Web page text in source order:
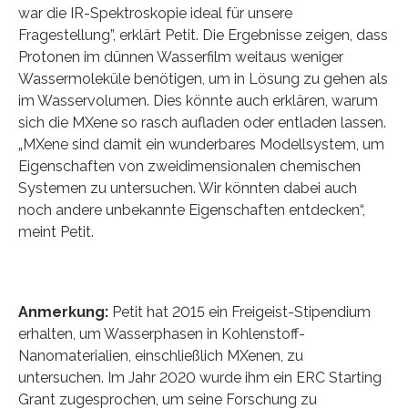
war die IR-Spektroskopie ideal für unsere
Fragestellung”, erklärt Petit. Die Ergebnisse zeigen, dass
Protonen im dünnen Wasserfilm weitaus weniger
Wassermoleküle benötigen, um in Lösung zu gehen als
im Wasservolumen. Dies könnte auch erklären, warum
sich die MXene so rasch aufladen oder entladen lassen.
„MXene sind damit ein wunderbares Modellsystem, um
Eigenschaften von zweidimensionalen chemischen
Systemen zu untersuchen. Wir könnten dabei auch
noch andere unbekannte Eigenschaften entdecken“,
meint Petit.
Anmerkung: Petit hat 2015 ein Freigeist-Stipendium
erhalten, um Wasserphasen in Kohlenstoff-
Nanomaterialien, einschließlich MXenen, zu
untersuchen. Im Jahr 2020 wurde ihm ein ERC Starting
Grant zugesprochen, um seine Forschung zu